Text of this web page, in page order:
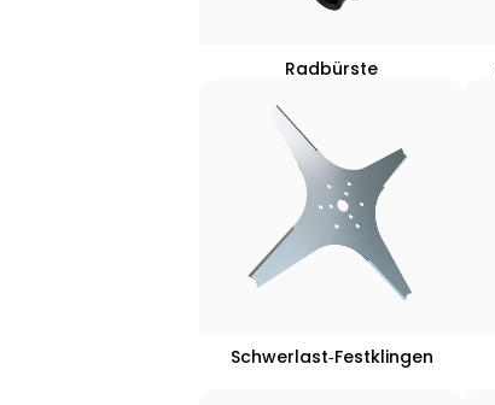
Radbürste
Schwerlast‑Festklingen